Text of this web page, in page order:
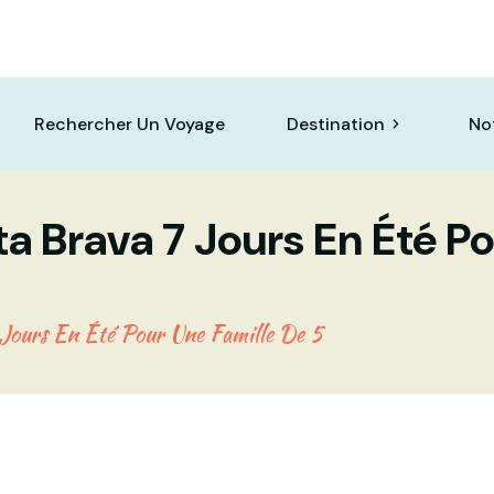
Rechercher Un Voyage Destination
Brava 7 Jours En Été
En Été Pour Une Famille De 5